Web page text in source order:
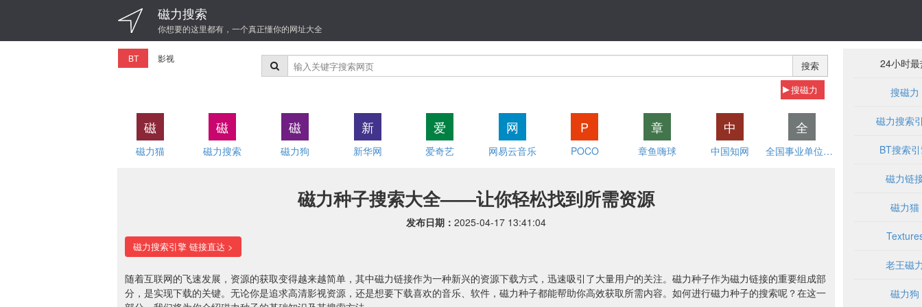
磁力搜索
你想要的这里都有，一个真正懂你的网址大全
BT 影视
搜索
搜磁力
磁
磁力猫
磁
磁力搜索
磁
磁力狗
新
新华网
爱
爱奇艺
网
网易云音乐
P
POCO
章
章鱼嗨球
中
中国知网
全
全国事业单位招聘网
磁力种子搜索大全——让你轻松找到所需资源
发布日期： 2025-04-17 13:41:04
磁力搜索引擎 链接直达 >
随着互联网的飞速发展，资源的获取变得越来越简单，其中磁力链接作为一种新兴的资源下载方式，迅速吸引了大量用户的关注。磁力种子作为磁力链接的重要组成部
分，是实现下载的关键。无论你是追求高清影视资源，还是想要下载喜欢的音乐、软件，磁力种子都能帮助你高效获取所需内容。如何进行磁力种子的搜索呢？在这一
24小时
搜磁力
磁力搜索
BT搜索
磁力链
磁力猫
老王磁
磁力狗